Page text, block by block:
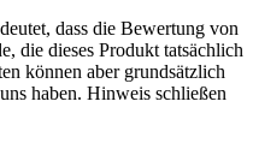
dass die Bewertung von
die dieses Produkt tatsächlich
können aber grundsätzlich
haben. Hinweis schließen